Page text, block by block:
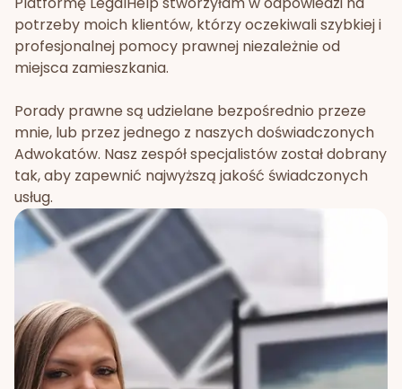
potrzeby moich klientów, którzy oczekiwali szybkiej i
profesjonalnej pomocy prawnej niezależnie od
miejsca zamieszkania.
Porady prawne są udzielane bezpośrednio przeze
mnie, lub przez jednego z naszych doświadczonych
Adwokatów. Nasz zespół specjalistów został dobrany
tak, aby zapewnić najwyższą jakość świadczonych
usług.